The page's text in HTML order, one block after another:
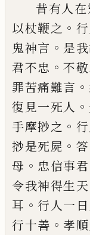
昔有人
以杖鞭之 。
鬼神言 。 是
君不忠 。不
罪苦痛難言 。
復見一死人 。
手摩挱之 。
挱是死屍 。
母 。 忠信事君
令我神得生天
耳 。行人一
行十善 。孝